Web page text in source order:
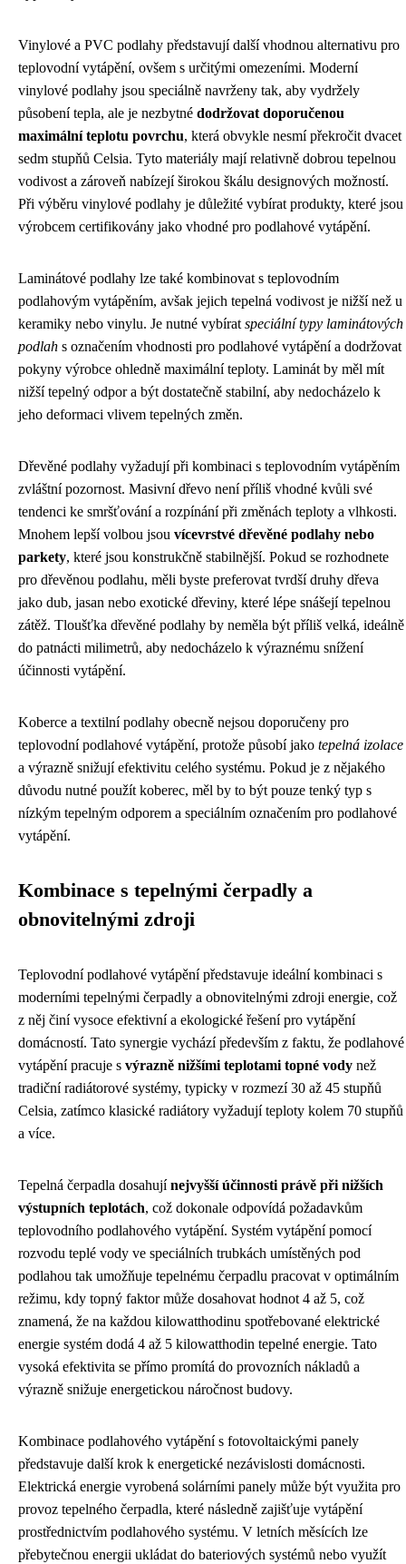
Vinylové a PVC podlahy představují další vhodnou alternativu pro
teplovodní vytápění, ovšem s určitými omezeními. Moderní
vinylové podlahy jsou speciálně navrženy tak, aby vydržely
působení tepla, ale je nezbytné dodržovat doporučenou
maximální teplotu povrchu, která obvykle nesmí překročit dvacet
sedm stupňů Celsia. Tyto materiály mají relativně dobrou tepelnou
vodivost a zároveň nabízejí širokou škálu designových možností.
Při výběru vinylové podlahy je důležité vybírat produkty, které jsou
výrobcem certifikovány jako vhodné pro podlahové vytápění.
Laminátové podlahy lze také kombinovat s teplovodním
podlahovým vytápěním, avšak jejich tepelná vodivost je nižší než u
keramiky nebo vinylu. Je nutné vybírat speciální typy laminátových
podlah s označením vhodnosti pro podlahové vytápění a dodržovat
pokyny výrobce ohledně maximální teploty. Laminát by měl mít
nižší tepelný odpor a být dostatečně stabilní, aby nedocházelo k
jeho deformaci vlivem tepelných změn.
Dřevěné podlahy vyžadují při kombinaci s teplovodním vytápěním
zvláštní pozornost. Masivní dřevo není příliš vhodné kvůli své
tendenci ke smršťování a rozpínání při změnách teploty a vlhkosti.
Mnohem lepší volbou jsou vícevrstvé dřevěné podlahy nebo
parkety, které jsou konstrukčně stabilnější. Pokud se rozhodnete
pro dřevěnou podlahu, měli byste preferovat tvrdší druhy dřeva
jako dub, jasan nebo exotické dřeviny, které lépe snášejí tepelnou
zátěž. Tloušťka dřevěné podlahy by neměla být příliš velká, ideálně
do patnácti milimetrů, aby nedocházelo k výraznému snížení
účinnosti vytápění.
Koberce a textilní podlahy obecně nejsou doporučeny pro
teplovodní podlahové vytápění, protože působí jako tepelná izolace
a výrazně snižují efektivitu celého systému. Pokud je z nějakého
důvodu nutné použít koberec, měl by to být pouze tenký typ s
nízkým tepelným odporem a speciálním označením pro podlahové
vytápění.
Kombinace s tepelnými čerpadly a
obnovitelnými zdroji
Teplovodní podlahové vytápění představuje ideální kombinaci s
moderními tepelnými čerpadly a obnovitelnými zdroji energie, což
z něj činí vysoce efektivní a ekologické řešení pro vytápění
domácností. Tato synergie vychází především z faktu, že podlahové
vytápění pracuje s výrazně nižšími teplotami topné vody než
tradiční radiátorové systémy, typicky v rozmezí 30 až 45 stupňů
Celsia, zatímco klasické radiátory vyžadují teploty kolem 70 stupňů
a více.
Tepelná čerpadla dosahujínejvyšší účinnosti právě při nižších
výstupních teplotách, což dokonale odpovídá požadavkům
teplovodního podlahového vytápění. Systém vytápění pomocí
rozvodu teplé vody ve speciálních trubkách umístěných pod
podlahou tak umožňuje tepelnému čerpadlu pracovat v optimálním
režimu, kdy topný faktor může dosahovat hodnot 4 až 5, což
znamená, že na každou kilowatthodinu spotřebované elektrické
energie systém dodá 4 až 5 kilowatthodin tepelné energie. Tato
vysoká efektivita se přímo promítá do provozních nákladů a
výrazně snižuje energetickou náročnost budovy.
Kombinace podlahového vytápění s fotovoltaickými panely
představuje další krok k energetické nezávislosti domácnosti.
Elektrická energie vyrobená solárními panely může být využita pro
provoz tepelného čerpadla, které následně zajišťuje vytápění
prostřednictvím podlahového systému. V letních měsících lze
přebytečnou energii ukládat do bateriových systémů nebo využít